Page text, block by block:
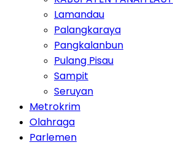
Lamandau
Palangkaraya
Pangkalanbun
Pulang Pisau
Sampit
Seruyan
Metrokrim
Olahraga
Parlemen